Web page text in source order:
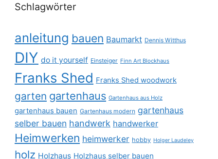
Schlagwörter
anleitung bauen Baumarkt Dennis Witthus
DIY do it yourself Einsteiger Finn Art Blockhaus
Franks Shed Franks Shed woodwork
garten gartenhaus Gartenhaus aus Holz
gartenhaus bauen Gartenhaus modern gartenhaus
selber bauen handwerk handwerker
Heimwerken heimwerker hobby Holger Laudeley
holz Holzhaus Holzhaus selber bauen